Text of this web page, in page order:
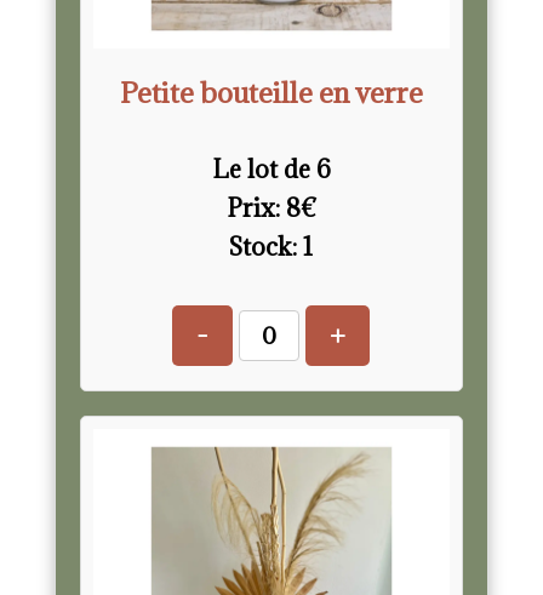
Petite bouteille en verre
Le lot de 6
Prix: 8€
Stock:1
- +